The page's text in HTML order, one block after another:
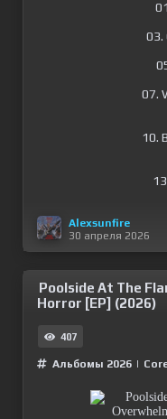
03.
07.
10.
Alexsunfire
30 апреля 2026
Poolside At The
Horror [EP] (2026)
407
Альбомы 2026 |